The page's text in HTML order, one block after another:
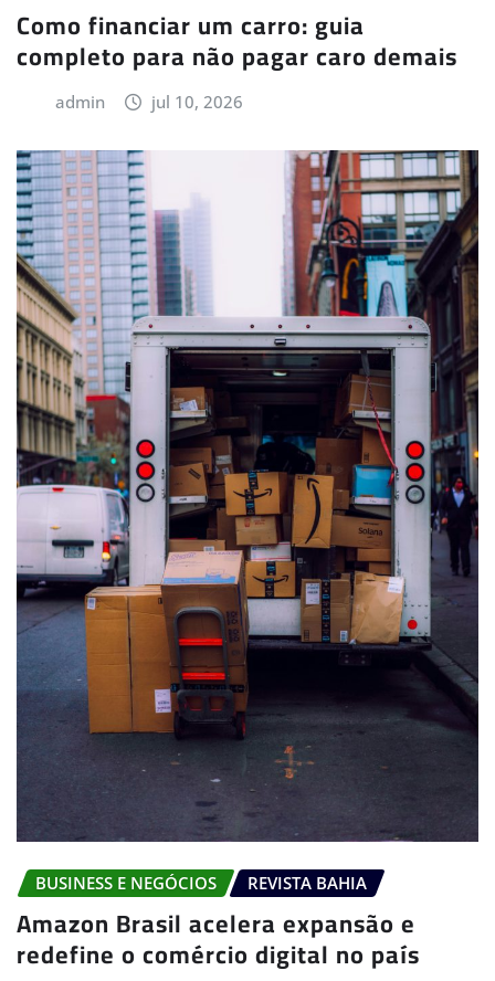
Como financiar um carro: guia
completo para não pagar caro demais
admin jul 10, 2026
BUSINESS E NEGÓCIOS REVISTA BAHIA
Amazon Brasil acelera expansão e
redefine o comércio digital no país